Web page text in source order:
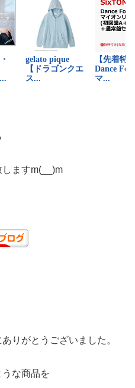
ますm(__)m
りがとうございました。
な商品を